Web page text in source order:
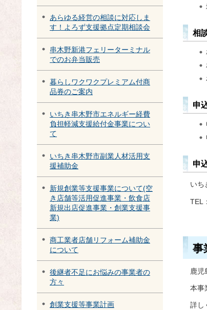
あらゆる経営の相談に対応しま
す！よろず支援拠点定期相談会
串木野新港フェリーターミナル
でのお弁当販売
暮らしワクワクプレミアム付商
品券のご案内
いちき串木野市エネルギー経費
負担軽減支援給付金事業につい
て
いちき串木野市副業人材活用支
援補助金
新規創業等支援事業について(空
き店舗等活用促進事業・飲食店
新規出店促進事業・創業支援事
業)
商工業者店舗リフォーム補助金
について
後継者不足にお悩みの事業者の
方々
創業支援等事業計画
相
申
申
いち
TEL
事
鹿児
本事
詳し